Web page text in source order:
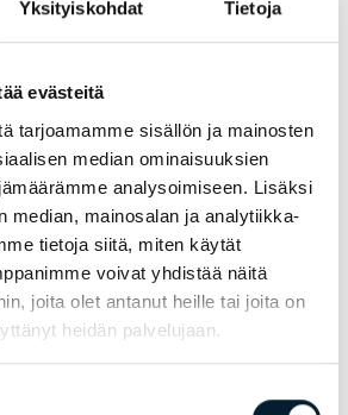
Yksityiskohdat Tietoja
evästeitä
tarjoamamme sisällön ja mainosten
median ominaisuuksien
analysoimiseen. Lisäksi
median, mainosalan ja analytiikka-
tietoja siitä, miten käytät
voivat yhdistää näitä
joita olet antanut heille tai joita on
heidän palvelujaan.